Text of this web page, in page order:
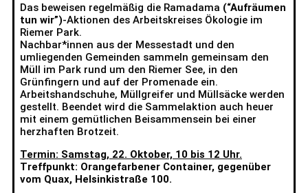
Das beweisen regelmäßig die Ramadama (“Aufräumen
tun wir”)-Aktionen des Arbeitskreises Ökologie im
Riemer Park.
Nachbar*innen aus der Messestadt und den
umliegenden Gemeinden sammeln gemeinsam den
Müll im Park rund um den Riemer See, in den
Grünfingern und auf der Promenade ein.
Arbeitshandschuhe, Müllgreifer und Müllsäcke werden
gestellt. Beendet wird die Sammelaktion auch heuer
mit einem gemütlichen Beisammensein bei einer
herzhaften Brotzeit.
Termin: Samstag, 22. Oktober, 10 bis 12 Uhr.
Treffpunkt: Orangefarbener Container, gegenüber
vom Quax, Helsinkistraße 100.